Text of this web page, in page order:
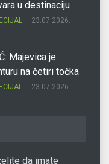
u destinaciju
23.07.2026.
Majevica je
na četiri točka
23.07.2026.
da imate